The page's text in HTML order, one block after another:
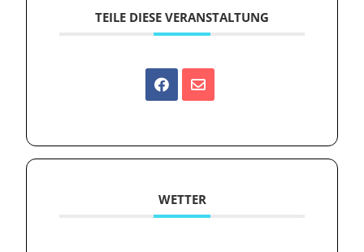
TEILE DIESE VERANSTALTUNG
WETTER